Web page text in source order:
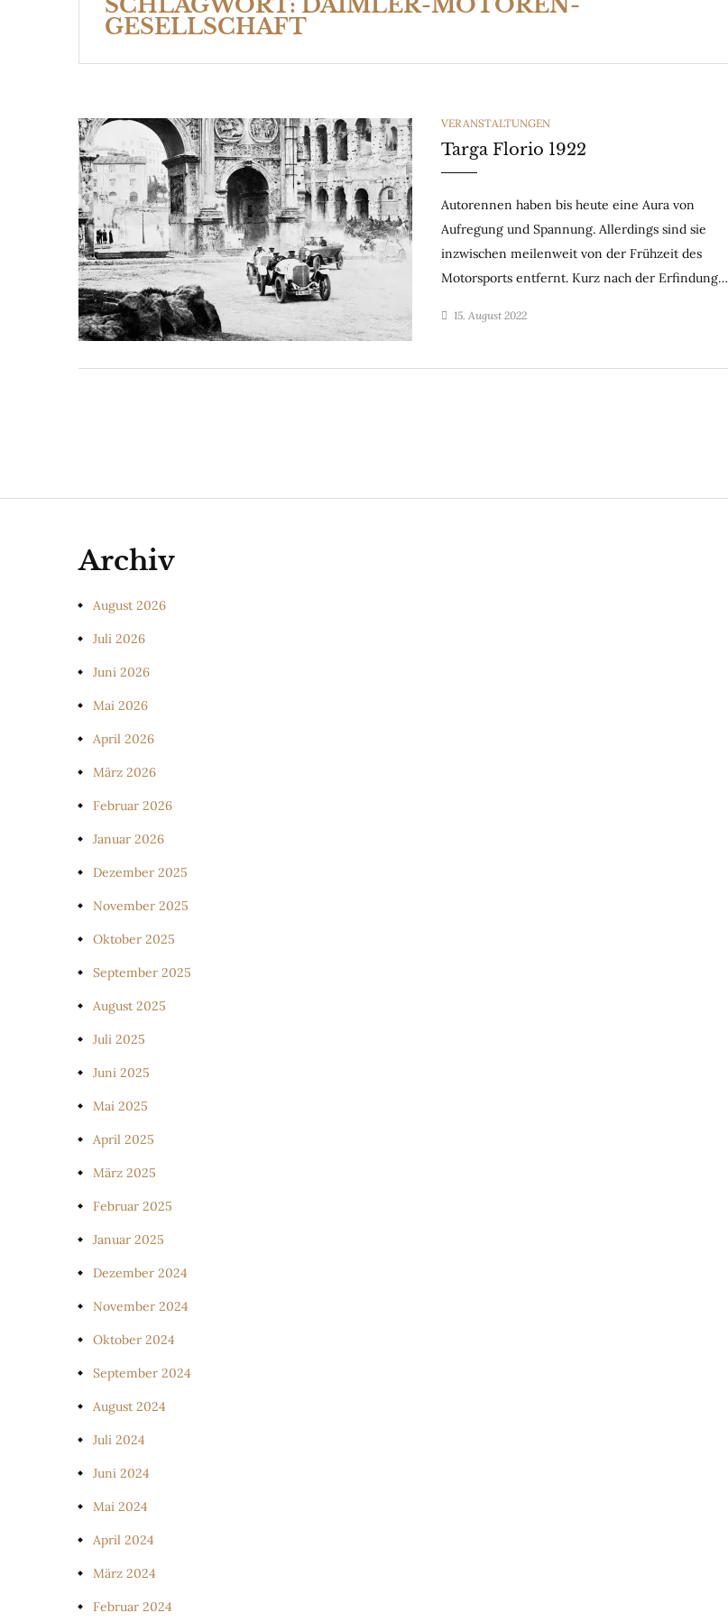
GESELLSCHAFT
CATEGORIES
VERANSTALTUNGEN
Targa Florio 1922
Autorennen haben bis heute eine Aura von
Aufregung und Spannung. Allerdings sind sie
inzwischen meilenweit von der Frühzeit des
Motorsports entfernt. Kurz nach der Erfindung…
15. August 2022
Archiv
August 2026
Juli 2026
Juni 2026
Mai 2026
April 2026
März 2026
Februar 2026
Januar 2026
Dezember 2025
November 2025
Oktober 2025
September 2025
August 2025
Juli 2025
Juni 2025
Mai 2025
April 2025
März 2025
Februar 2025
Januar 2025
Dezember 2024
November 2024
Oktober 2024
September 2024
August 2024
Juli 2024
Juni 2024
Mai 2024
April 2024
März 2024
Februar 2024